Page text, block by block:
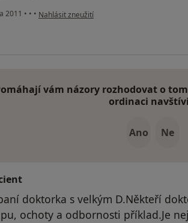
2011 • • • podle názoru uživatele Pacient
Nahlásit zneužití
vám názory rozhodovat o
ordinaci
Ano Ne
doktorka s velkým D.Někteří
ochoty a odbornosti příklad.Je